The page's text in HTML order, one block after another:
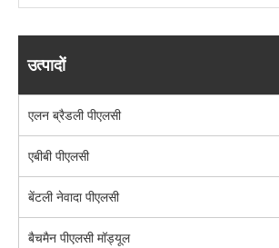
उत्पादों
एलन ब्रैडली पीएलसी
एबीबी पीएलसी
बेंटली नेवादा पीएलसी
बैचमैन पीएलसी मॉड्यूल